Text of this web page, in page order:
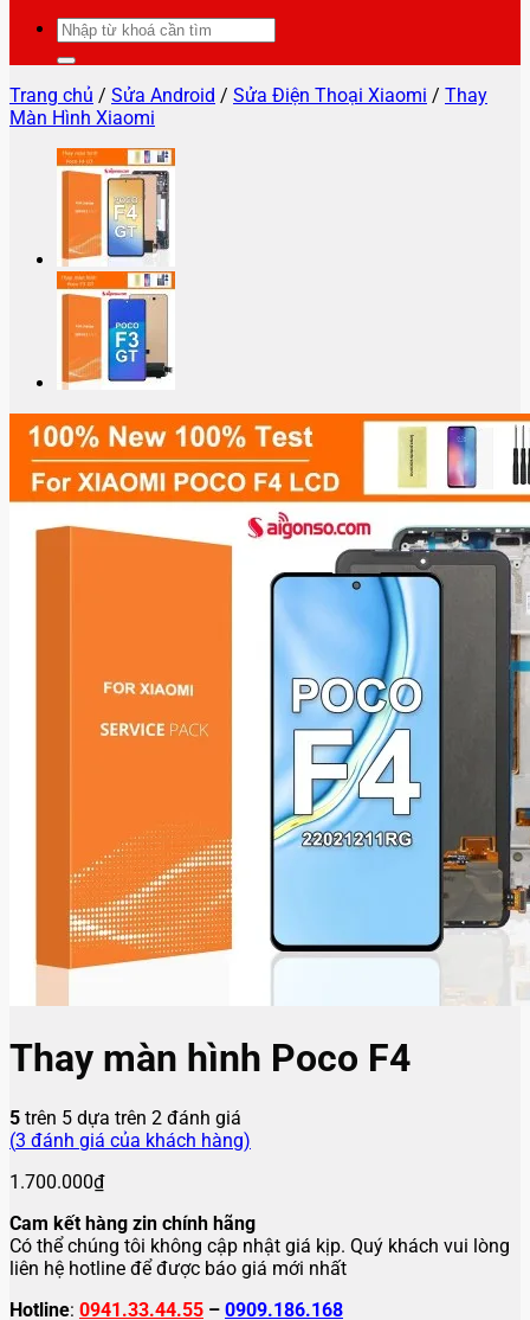
Tìm
kiếm:
Trang chủ / Sửa Android / Sửa Điện Thoại Xiaomi / Thay
Màn Hình Xiaomi
Thay màn hình Poco F4
5 trên 5 dựa trên 2 đánh giá
(3 đánh giá của khách hàng)
1.700.000₫
Cam kết hàng zin chính hãng
Có thể chúng tôi không cập nhật giá kịp. Quý khách vui lòng
liên hệ hotline để được báo giá mới nhất
Hotline: 0941.33.44.55 – 0909.186.168